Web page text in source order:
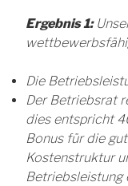
Ergebnis 1:
Die
Der Betriebsrat
dies entspricht
Bonus für die
Kostenstruktur
Betriebsleistung